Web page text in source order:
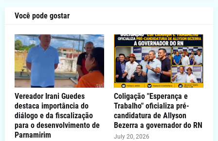
Você pode gostar
Vereador Irani Guedes
destaca importância do
diálogo e da fiscalização
para o desenvolvimento de
Parnamirim
Coligação "Esperança e
Trabalho" oficializa pré-
candidatura de Allyson
Bezerra a governador do RN
July 20, 2026